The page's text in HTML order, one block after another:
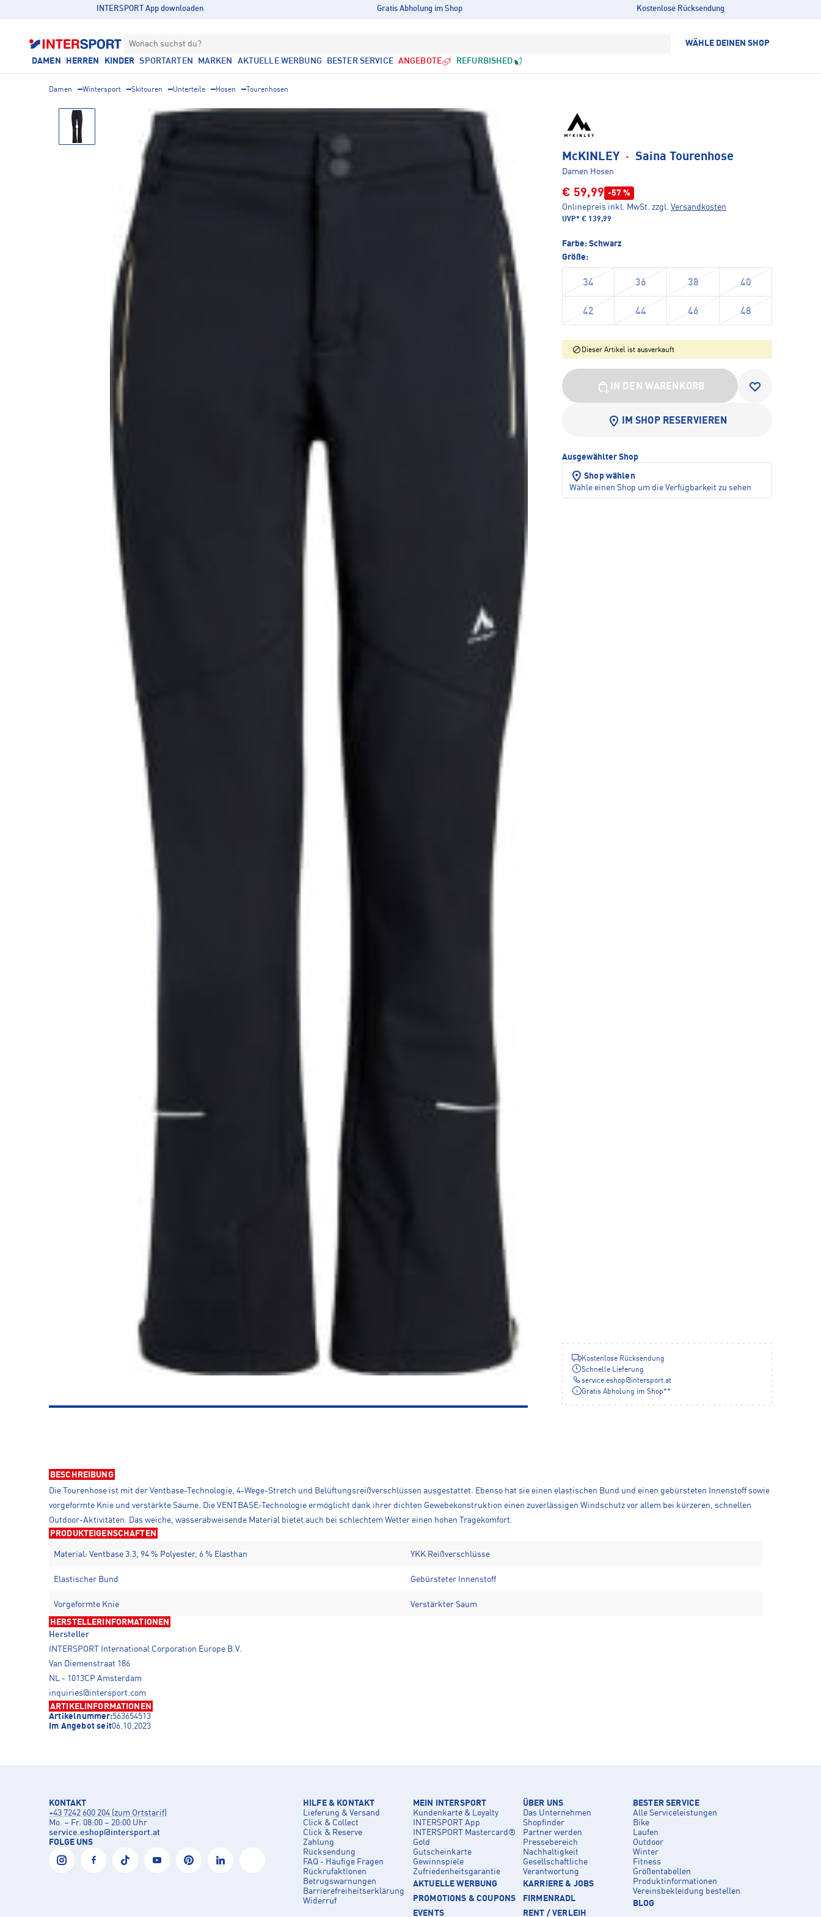
INTERSPORT App downloaden Gratis Abholung im Shop Kostenlose Rücksendung
Wonach suchst du? WÄHLE DEINEN SHOP
DAMEN HERREN KINDER SPORTARTEN MARKEN AKTUELLE WERBUNG BESTER SERVICE ANGEBOTE REFURBISHED
Damen Wintersport Skitouren Unterteile Hosen Tourenhosen
McKINLEY · Saina Tourenhose
Damen Hosen
€ 59,99 -57 %
Onlinepreis inkl. MwSt. zzgl. Versandkosten
UVP* € 139,99
Farbe: Schwarz
Größe:
34 36 38 40
42 44 46 48
Dieser Artikel ist ausverkauft
IN DEN WARENKORB
IM SHOP RESERVIEREN
Ausgewählter Shop
Shop wählen
Wähle einen Shop um die Verfügbarkeit zu sehen
Kostenlose Rücksendung
Schnelle Lieferung
service.eshop@intersport.at
Gratis Abholung im Shop**
BESCHREIBUNG
Die Tourenhose ist mit der Ventbase-Technologie, 4-Wege-Stretch und Belüftungsreißverschlüssen ausgestattet. Ebenso hat sie einen elastischen Bund und einen gebürsteten Innenstoff sowie
vorgeformte Knie und verstärkte Säume. Die VENTBASE-Technologie ermöglicht dank ihrer dichten Gewebekonstruktion einen zuverlässigen Windschutz vor allem bei kürzeren, schnellen
Outdoor-Aktivitäten. Das weiche, wasserabweisende Material bietet auch bei schlechtem Wetter einen hohen Tragekomfort.
PRODUKTEIGENSCHAFTEN
Material: Ventbase 3.3, 94 % Polyester, 6 % Elasthan YKK Reißverschlüsse
Elastischer Bund Gebürsteter Innenstoff
Vorgeformte Knie Verstärkter Saum
HERSTELLERINFORMATIONEN
Hersteller
INTERSPORT International Corporation Europe B.V.
Van Diemenstraat 186
NL - 1013CP Amsterdam
inquiries@intersport.com
ARTIKELINFORMATIONEN
Artikelnummer:563654513
Im Angebot seit06.10.2023
KONTAKT
+43 7242 600 204 (zum Ortstarif)
Mo. – Fr. 08:00 – 20:00 Uhr
service.eshop@intersport.at
FOLGE UNS
HILFE & KONTAKT
Lieferung & Versand
Click & Collect
Click & Reserve
Zahlung
Rücksendung
FAQ - Häufige Fragen
Rückrufaktionen
Betrugswarnungen
Barrierefreiheitserklärung
Widerruf
MEIN INTERSPORT
Kundenkarte & Loyalty
INTERSPORT App
INTERSPORT Mastercard®
Gold
Gutscheinkarte
Gewinnspiele
Zufriedenheitsgarantie
AKTUELLE WERBUNG
PROMOTIONS & COUPONS
EVENTS
ÜBER UNS
Das Unternehmen
Shopfinder
Partner werden
Pressebereich
Nachhaltigkeit
Gesellschaftliche
Verantwortung
KARRIERE & JOBS
FIRMENRADL
RENT / VERLEIH
BESTER SERVICE
Alle Serviceleistungen
Bike
Laufen
Outdoor
Winter
Fitness
Größentabellen
Produktinformationen
Vereinsbekleidung bestellen
BLOG